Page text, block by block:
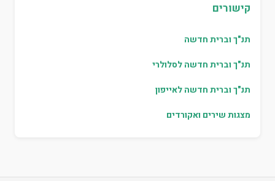
קישורים
תנ"ך וברית חדשה
תנ"ך וברית חדשה לסלולרי
תנ"ך וברית חדשה לאייפון
מצגות שירים ואקורדים